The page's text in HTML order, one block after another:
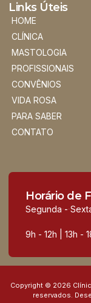
Links Úteis
HOME
CLÍNICA
MASTOLOGIA
PROFISSIONAIS
CONVÊNIOS
VIDA ROSA
PARA SABER
CONTATO
Horário de
Segunda -
9h - 12h | 13h -
Copyright © 2026
reservados.